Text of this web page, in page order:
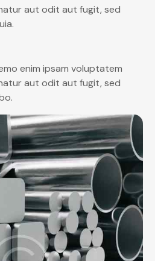
aut odit aut fugit, sed
enim ipsam voluptatem
aut odit aut fugit, sed